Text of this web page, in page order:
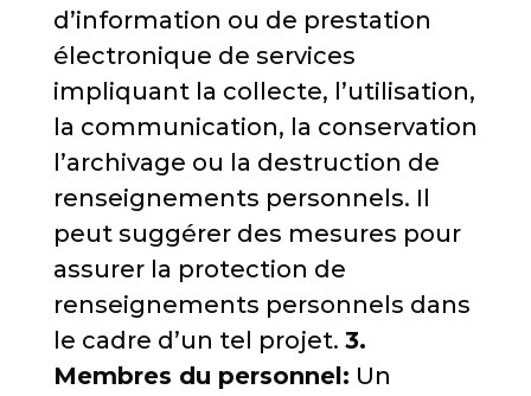
d’information ou de prestation
électronique de services
impliquant la collecte, l’utilisation,
la communication, la conservation
l’archivage ou la destruction de
renseignements personnels. Il
peut suggérer des mesures pour
assurer la protection de
renseignements personnels dans
le cadre d’un tel projet. 3.
Membres du personnel: Un